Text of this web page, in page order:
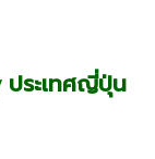
ระเทศญี่ปุ่น